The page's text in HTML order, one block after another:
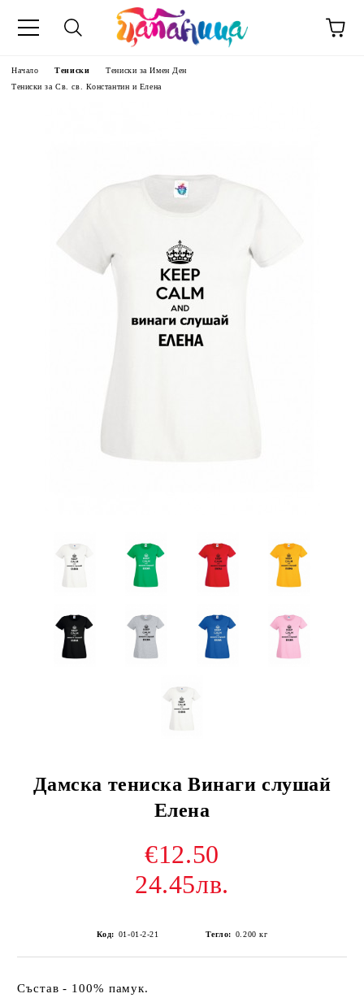
Начало Тениски
Тениски за Имен Ден
Тениски за Св. св. Константин и Елена
Дамска тениска Винаги слушай
Елена
€12.50
24.45лв.
Код: 01-01-2-21 Тегло: 0.200 кг
Състав - 100% памук.